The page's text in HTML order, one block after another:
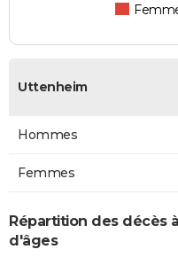
Uttenheim
Hommes
Femmes
Répartition des décès
d'âges